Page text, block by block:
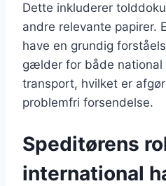
Dette inkluderer
andre relevante papirer.
have en grundig
gælder for både national
transport, hvilket er
problemfri forsendelse.
Speditørens
international